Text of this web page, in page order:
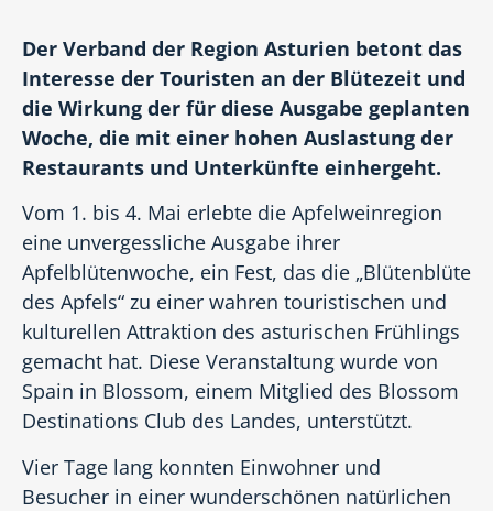
Der Verband der Region Asturien betont das
Interesse der Touristen an der Blütezeit und
die Wirkung der für diese Ausgabe geplanten
Woche, die mit einer hohen Auslastung der
Restaurants und Unterkünfte einhergeht.
Vom 1. bis 4. Mai erlebte die Apfelweinregion
eine unvergessliche Ausgabe ihrer
Apfelblütenwoche, ein Fest, das die „Blütenblüte
des Apfels“ zu einer wahren touristischen und
kulturellen Attraktion des asturischen Frühlings
gemacht hat. Diese Veranstaltung wurde von
Spain in Blossom, einem Mitglied des Blossom
Destinations Club des Landes, unterstützt.
Vier Tage lang konnten Einwohner und
Besucher in einer wunderschönen natürlichen